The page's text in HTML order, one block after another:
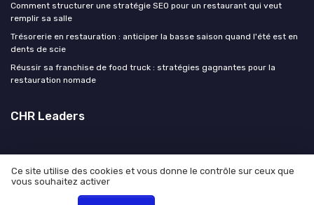
Comment structurer une stratégie SEO pour un restaurant qui veut
remplir sa salle
Trésorerie en restauration : anticiper la basse saison quand l'été est en
dents de scie
Réussir sa franchise de food truck : stratégies gagnantes pour la
restauration nomade
CHR Leaders
Mentions légales
Ce site utilise des cookies et vous donne le contrôle sur ceux que
vous souhaitez activer